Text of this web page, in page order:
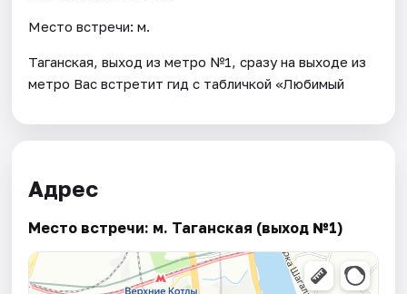
Место встречи: м.
Таганская, выход из метро №1, сразу на выходе из
метро Вас встретит гид с табличкой «Любимый
Адрес
Место встречи: м. Таганская (выход №1)